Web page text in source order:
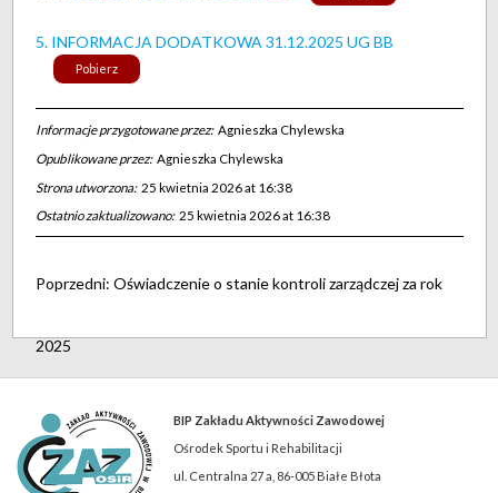
5. INFORMACJA DODATKOWA 31.12.2025 UG BB
Pobierz
Informacje przygotowane przez:Agnieszka Chylewska
Opublikowane przez:Agnieszka Chylewska
Strona utworzona: 25 kwietnia 2026 at 16:38
Ostatnio zaktualizowano: 25 kwietnia 2026 at 16:38
Poprzedni: Oświadczenie o stanie kontroli zarządczej za rok
2025
BIP Zakładu Aktywności Zawodowej
Ośrodek Sportu i Rehabilitacji
ul. Centralna 27 a, 86-005 Białe Błota